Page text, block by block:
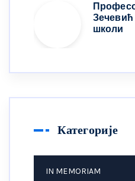
Зечевић
школи
Категорије
IN MEMORIAM